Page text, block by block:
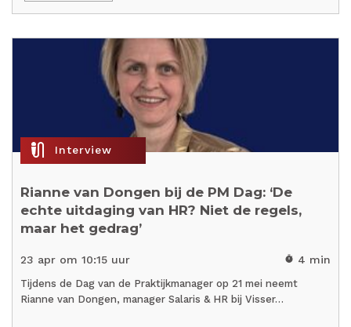
mic_external_on Interview
Rianne van Dongen bij de PM Dag: ‘De
echte uitdaging van HR? Niet de regels,
maar het gedrag’
23 apr om 10:15 uur timer 4 min
Tijdens de Dag van de Praktijkmanager op 21 mei neemt
Rianne van Dongen, manager Salaris & HR bij Visser…